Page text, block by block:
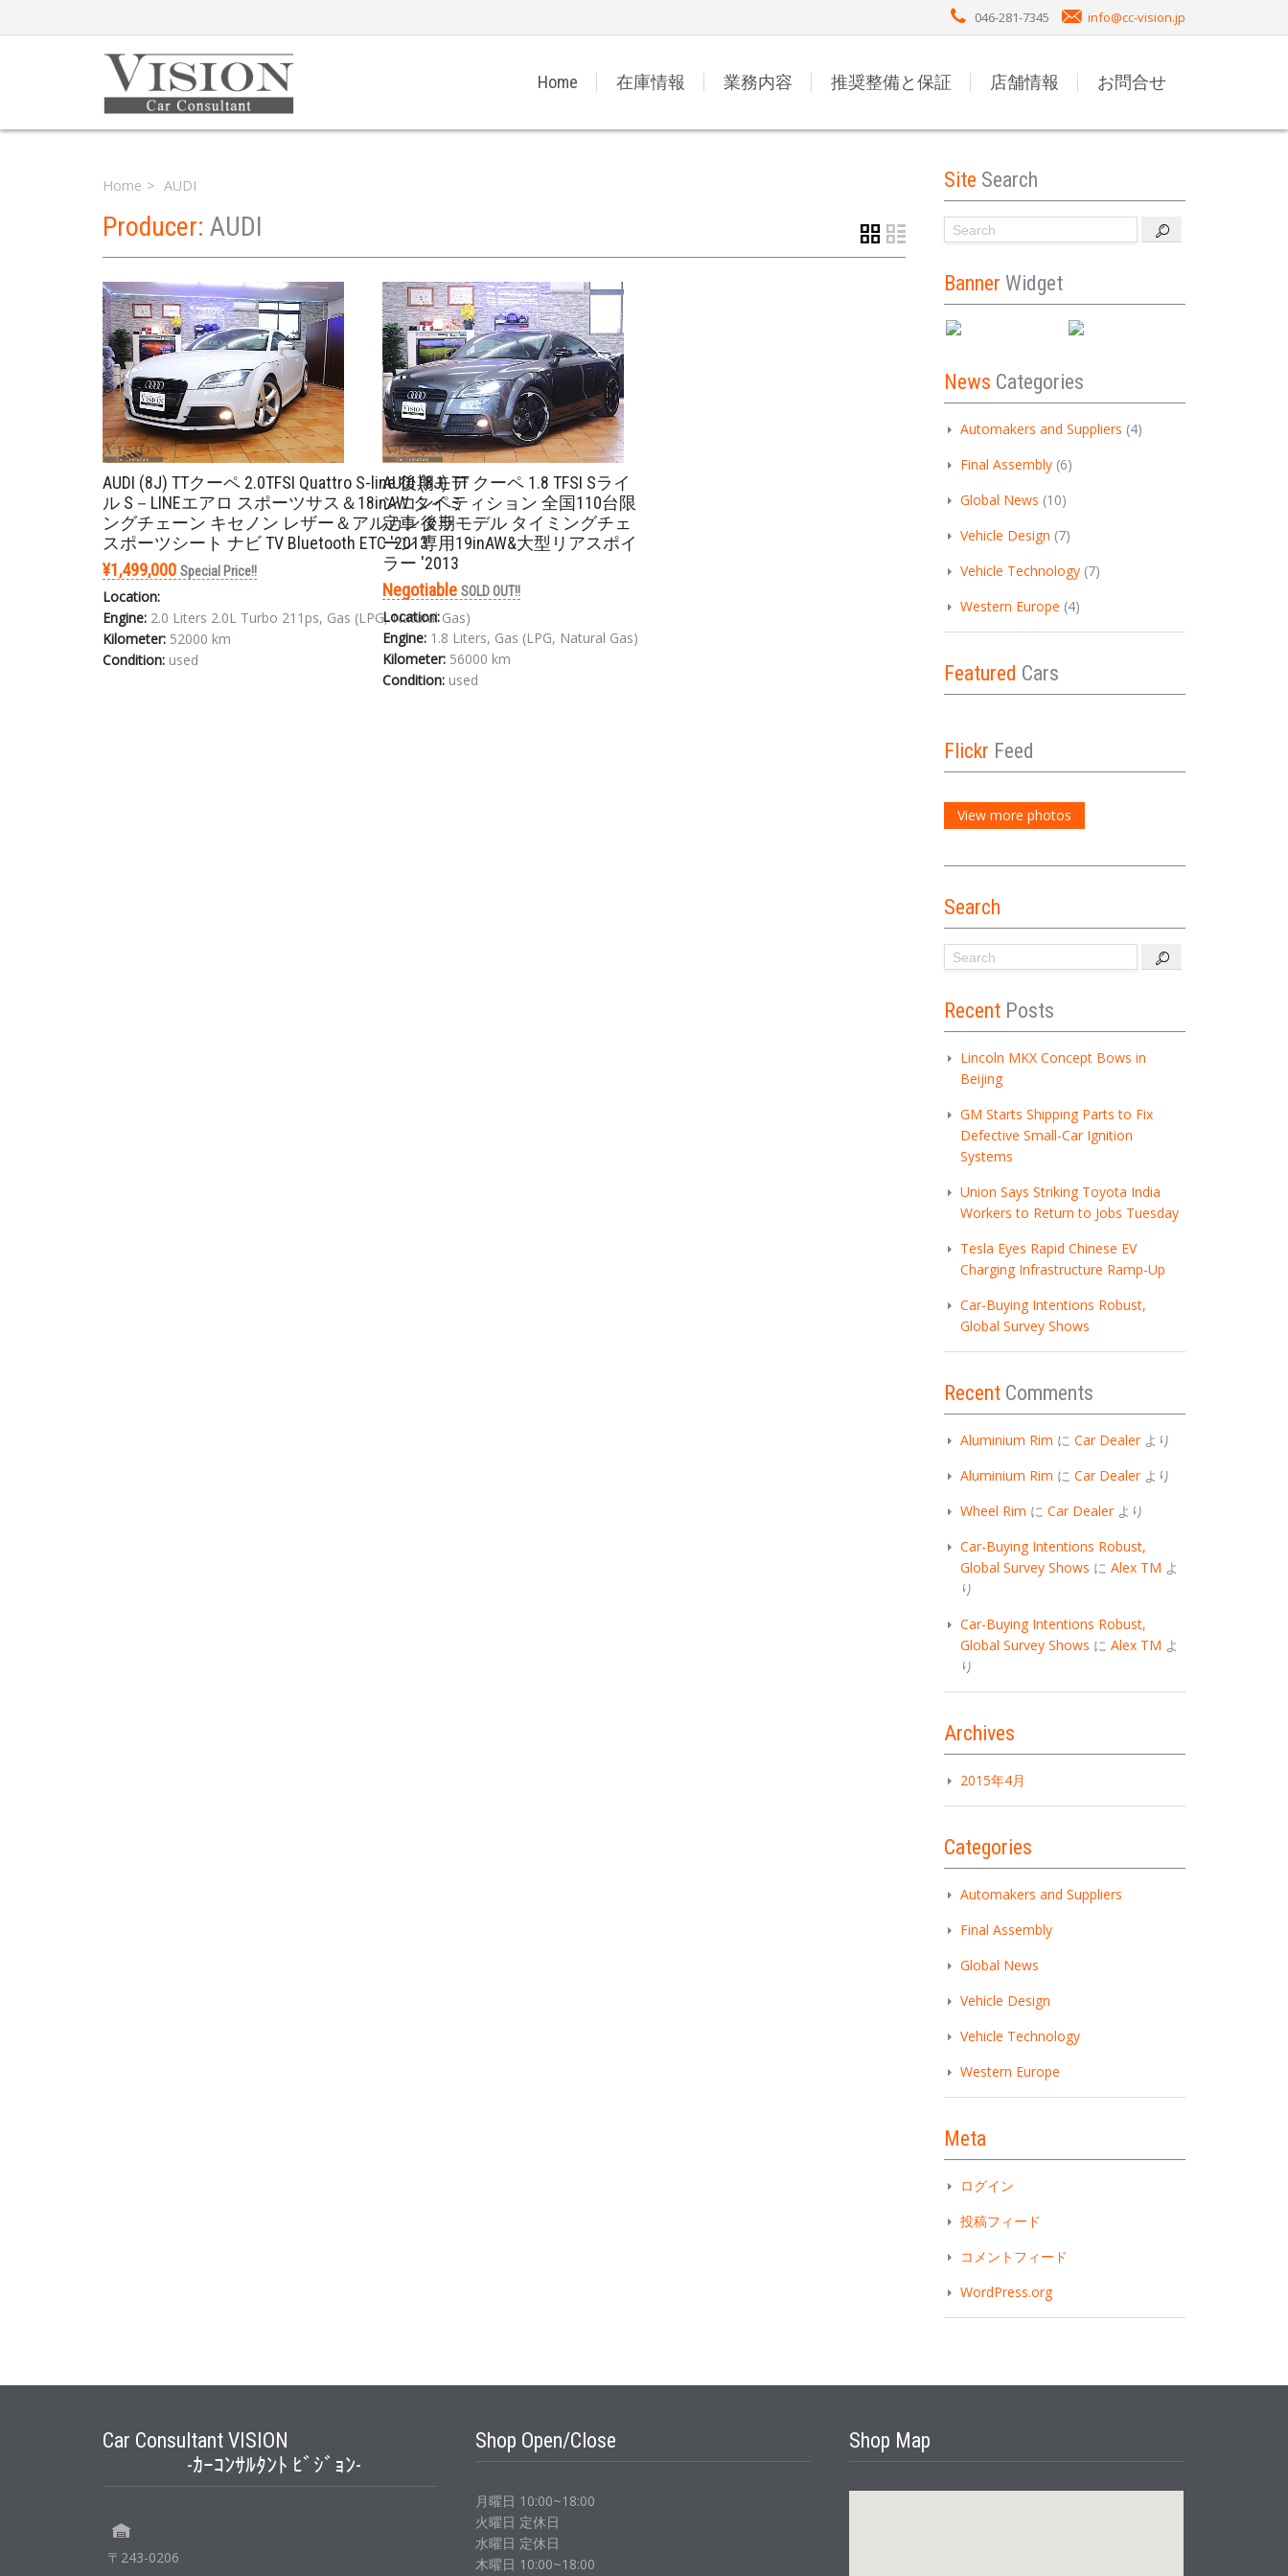
046-281-7345 info@cc-vision.jp
Home 在庫情報 業務内容 推奨整備と保証 店舗情報 お問合せ
Home AUDI
Producer: AUDI
AUDI (8J) TTクーペ 2.0TFSI Quattro S-line 後期モデ
ル S－LINEエアロ スポーツサス＆18inAW タイミ
ングチェーン キセノン レザー＆アルカンタラ
スポーツシート ナビ TV Bluetooth ETC '2013
¥1,499,000 Special Price!!
Location:
Engine: 2.0 Liters 2.0L Turbo 211ps, Gas (LPG, Natural Gas)
Kilometer: 52000 km
Condition: used
AUDI (8J) TT クーペ 1.8 TFSI Sライ
ンコンペティション 全国110台限
定車 後期モデル タイミングチェ
ーン 専用19inAW&大型リアスポイ
ラー '2013
Negotiable SOLD OUT!!
Location:
Engine: 1.8 Liters, Gas (LPG, Natural Gas)
Kilometer: 56000 km
Condition: used
Site Search
Banner Widget
News Categories
Automakers and Suppliers (4)
Final Assembly(6)
Global News (10)
Vehicle Design (7)
Vehicle Technology(7)
Western Europe (4)
Featured Cars
Flickr Feed
View more photos
Search
Recent Posts
Lincoln MKX Concept Bows in
Beijing
GM Starts Shipping Parts to Fix
Defective Small-Car Ignition
Systems
Union Says Striking Toyota India
Workers to Return to Jobs Tuesday
Tesla Eyes Rapid Chinese EV
Charging Infrastructure Ramp-Up
Car-Buying Intentions Robust,
Global Survey Shows
Recent Comments
Aluminium Rim に Car Dealerより
Aluminium Rim に Car Dealerより
Wheel Rim に Car Dealerより
Car-Buying Intentions Robust,
Global Survey Shows に Alex TM よ
り
Car-Buying Intentions Robust,
Global Survey Shows に Alex TM よ
り
Archives
2015年4月
Categories
Automakers and Suppliers
Final Assembly
Global News
Vehicle Design
Vehicle Technology
Western Europe
Meta
ログイン
投稿フィード
コメントフィード
WordPress.org
Car Consultant VISION
-ｶｰｺﾝｻﾙﾀﾝﾄ ﾋﾞｼﾞｮﾝ-
〒243-0206
Shop Open/Close
月曜日 10:00~18:00
火曜日 定休日
水曜日 定休日
木曜日 10:00~18:00
Shop Map